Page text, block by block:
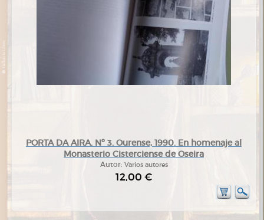
PORTA DA AIRA. Nº 3. Ourense, 1990. En homenaje al
Monasterio Cisterciense de Oseira
Autor: Varios autores
12,00 €